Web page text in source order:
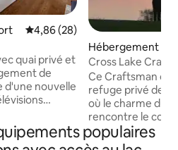
Évaluation moyenne sur la
4,86 (28)
quai privé et
de
d'une nouvelle
entièrement
d'un lave-
Hébergement ⋅
Cross Lake
avec jetée et
Ce Craftsman on
refuge privé de 3
où le charme du
rencontre le
d'une vue
ou amarrez votre
populaires